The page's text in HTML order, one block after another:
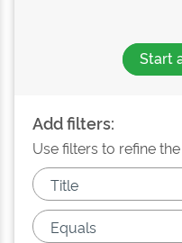
Start
Add filters:
Use filters to refine